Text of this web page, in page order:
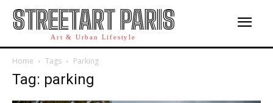
STREETART PARIS
Art & Urban Lifestyle
Home Tags Parking
Tag: parking